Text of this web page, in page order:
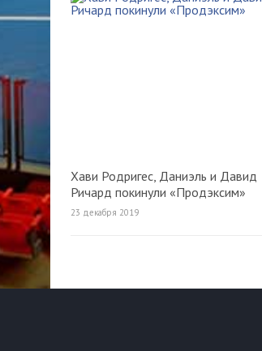
Хави Родригес, Даниэль и Давид
Ричард покинули «Продэксим»
23 декабря 2019